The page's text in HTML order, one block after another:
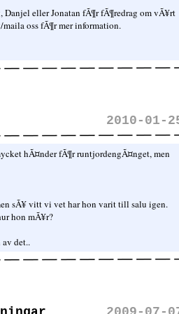
eller Jonatan fÃ¶r fÃ¶redrag om vÃ¥rt
oss fÃ¶r mer information.
2010-01-
hÃ¤nder fÃ¶r runtjordengÃ¤nget, men
sÃ¥ vitt vi vet har hon varit till salu igen.
hon mÃ¥r?
det..